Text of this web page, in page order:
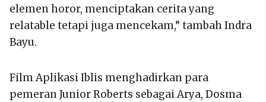
elemen horor, menciptakan cerita yang
relatable tetapi juga mencekam,” tambah Indra
Bayu.
Film Aplikasi Iblis menghadirkan para
pemeran Junior Roberts sebagai Arya, Dosma